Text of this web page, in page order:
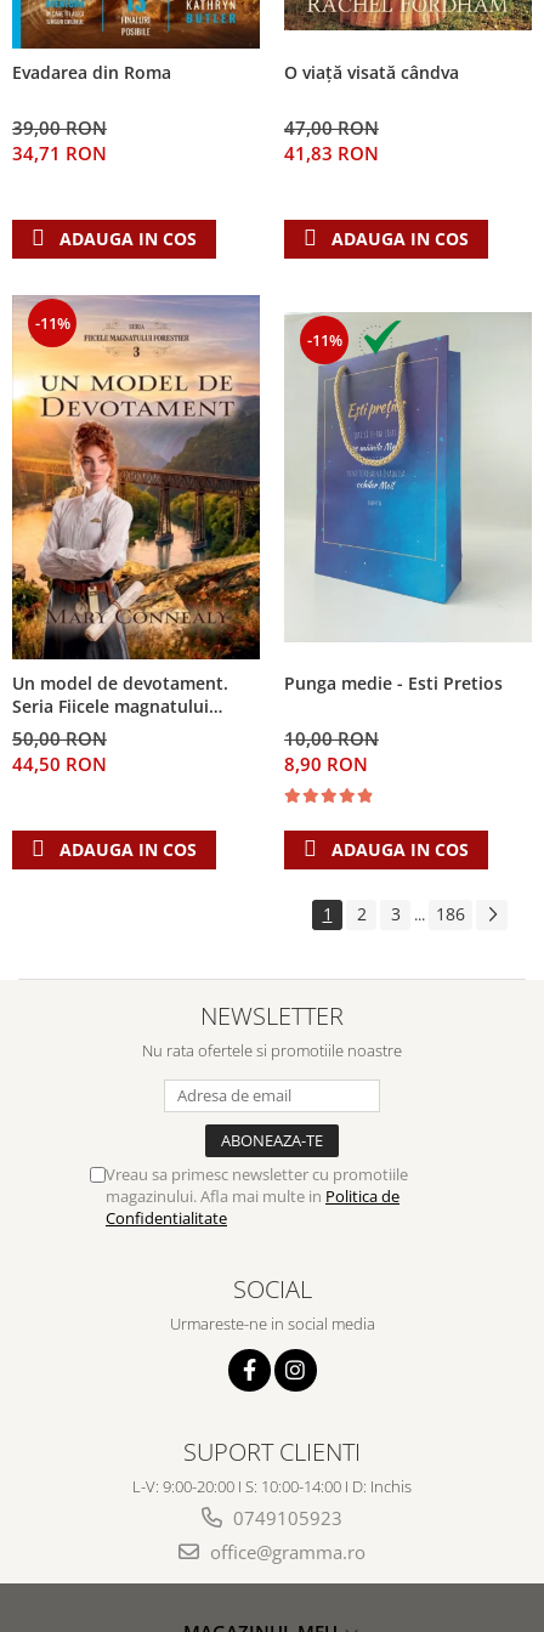
Evadarea din Roma
39,00 RON
34,71 RON
ADAUGA IN COS
O viață visată cândva
47,00 RON
41,83 RON
ADAUGA IN COS
-11%
Un model de devotament.
Seria Fiicele magnatului
forestier 3
50,00 RON
44,50 RON
ADAUGA IN COS
-11%
Punga medie - Esti Pretios
10,00 RON
8,90 RON
ADAUGA IN COS
1 2 3 ... 186
NEWSLETTER
Nu rata ofertele si promotiile noastre
Vreau sa primesc newsletter cu promotiile
magazinului. Afla mai multe in Politica de
Confidentialitate
SOCIAL
Urmareste-ne in social media
SUPORT CLIENTI
L-V: 9:00-20:00 I S: 10:00-14:00 I D: Inchis
0749105923
office@gramma.ro